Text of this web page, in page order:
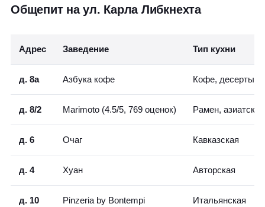
Общепит на ул. Карла Либкнехта
Адрес Заведение Тип кухни
д. 8а Азбука кофе Кофе, десерты
д. 8/2 Marimoto (4.5/5, 769 оценок) Рамен, азиатская
д. 6 Очаг Кавказская
д. 4 Хуан Авторская
д. 10 Pinzeria by Bontempi Итальянская